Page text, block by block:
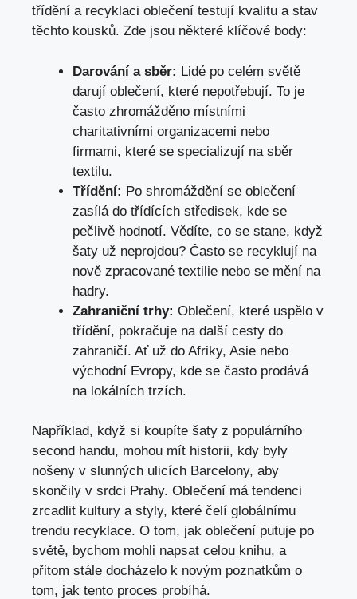
třídění a recyklaci oblečení testují kvalitu a stav
těchto kousků. Zde jsou některé klíčové body:
Darování a sběr: Lidé⁣ po ​celém světě​
darují oblečení, které nepotřebují.⁤ To je
často⁣ zhromážděno místními
‍charitativními organizacemi nebo
firmami, které ⁤se ‍specializují na⁢ sběr
textilu.
Třídění: Po shromáždění se oblečení
zasílá do třídících středisek, kde⁢ se
pečlivě hodnotí. Vědíte, co se stane, ⁤když
‌šaty už ‌neprojdou? Často se recyklují na
nově zpracované⁣ textilie nebo se⁣ mění na
hadry.
Zahraniční trhy: Oblečení, které uspělo v
třídění, pokračuje na další cesty ‌do
zahraničí.⁤ Ať už do Afriky, Asie nebo
východní‍ Evropy, kde se často prodává
na ⁢lokálních trzích.
Například, když si koupíte šaty z populárního
second‍ handu, mohou ⁢mít⁣ historii, ⁤kdy byly
nošeny v slunných ulicích Barcelony, aby
skončily v srdci ⁢Prahy. Oblečení má tendenci
zrcadlit kultury a‌ styly, ⁢které čelí globálnímu
trendu recyklace. ‍O ‌tom,⁣ jak oblečení ‍putuje po
světě, bychom mohli napsat ⁤celou​ knihu, a
přitom stále docházelo ⁢k novým ⁤poznatkům ⁤o‍
tom, jak tento‌ proces ⁤probíhá.